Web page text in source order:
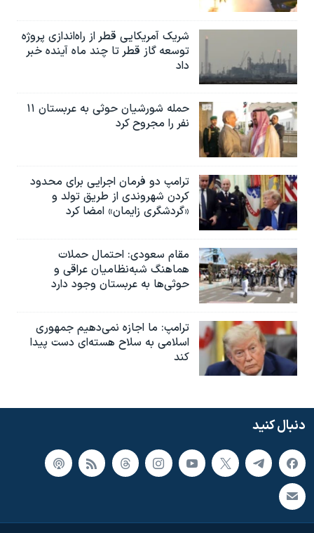
شریک آمریکایی قطر از راه‌اندازی پروژه
توسعه گاز قطر تا چند ماه آینده خبر
داد
حمله شورشیان حوثی به عربستان ۱۱
نفر را مجروح کرد
ترامپ دو فرمان اجرایی برای محدود
کردن شهروندی از طریق تولد و
«گردشگری زایمان» امضا کرد
مقام سعودی: احتمال حملات
هماهنگ شبه‌نظامیان عراقی و
حوثی‌ها به عربستان وجود دارد
ترامپ: ما اجازه نمی‌دهیم جمهوری
اسلامی به سلاح هسته‌ای دست پیدا
کند
دنبال کنید